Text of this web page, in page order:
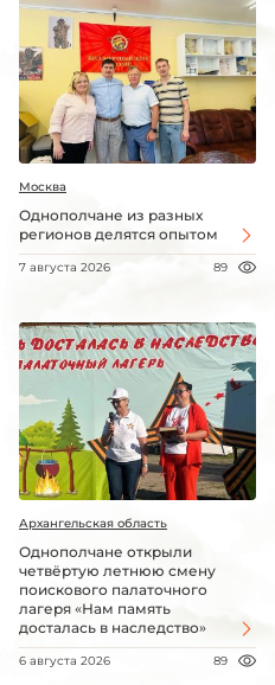
Москва
Однополчане из разных
регионов делятся опытом
7 августа 2026 89
Архангельская область
Однополчане открыли
четвёртую летнюю смену
поискового палаточного
лагеря «Нам память
досталась в наследство»
6 августа 2026 89